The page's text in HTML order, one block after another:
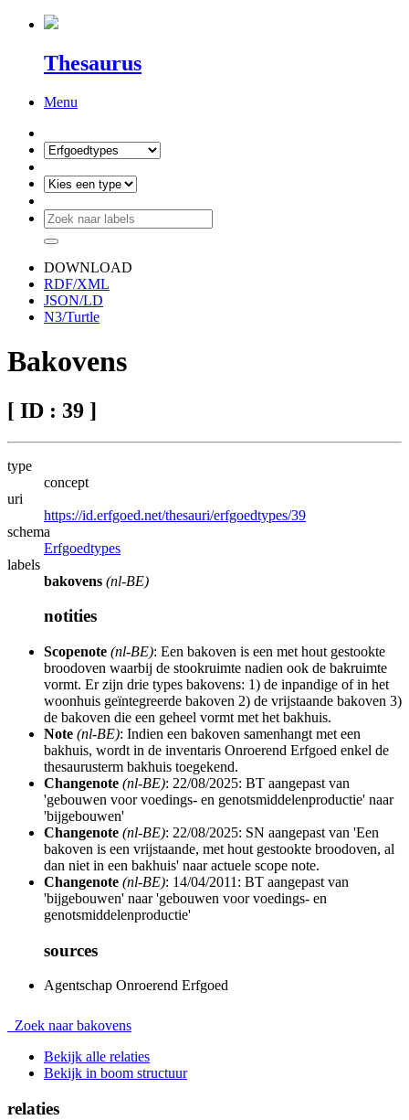
Thesaurus
Menu
DOWNLOAD
RDF/XML
JSON/LD
N3/Turtle
Bakovens
[ ID : 39 ]
type
concept
uri
https://id.erfgoed.net/thesauri/erfgoedtypes/39
schema
Erfgoedtypes
labels
bakovens (nl-BE)
notities
Scopenote (nl-BE): Een bakoven is een met hout gestookte
broodoven waarbij de stookruimte nadien ook de bakruimte
vormt. Er zijn drie types bakovens: 1) de inpandige of in het
woonhuis geïntegreerde bakoven 2) de vrijstaande bakoven 3)
de bakoven die een geheel vormt met het bakhuis.
Note (nl-BE): Indien een bakoven samenhangt met een
bakhuis, wordt in de inventaris Onroerend Erfgoed enkel de
thesaurusterm bakhuis toegekend.
Changenote (nl-BE): 22/08/2025: BT aangepast van
'gebouwen voor voedings- en genotsmiddelenproductie' naar
'bijgebouwen'
Changenote (nl-BE): 22/08/2025: SN aangepast van 'Een
bakoven is een vrijstaande, met hout gestookte broodoven, al
dan niet in een bakhuis' naar actuele scope note.
Changenote (nl-BE): 14/04/2011: BT aangepast van
'bijgebouwen' naar 'gebouwen voor voedings- en
genotsmiddelenproductie'
sources
Agentschap Onroerend Erfgoed
Zoek naar bakovens
Bekijk alle relaties
Bekijk in boom structuur
relaties